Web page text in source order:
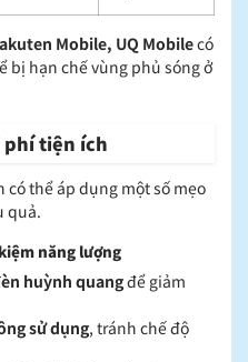
Mobile, UQ Mobilecó
bị hạn chế vùng phủ sóng ở
phí tiện ích
thể áp dụng một số mẹo
quả.
năng lượng
huỳnh quangđể giảm
sử dụng, tránh chế độ